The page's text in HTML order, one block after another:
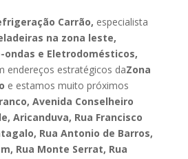
Carrão, especialista
na zona leste,
ondas e Eletrodomésticos,
endereços estratégicos daZona
e estamos muito próximos
Avenida Conselheiro
Aricanduva, Rua Francisco
Rua Antonio de Barros,
Rua Monte Serrat, Rua